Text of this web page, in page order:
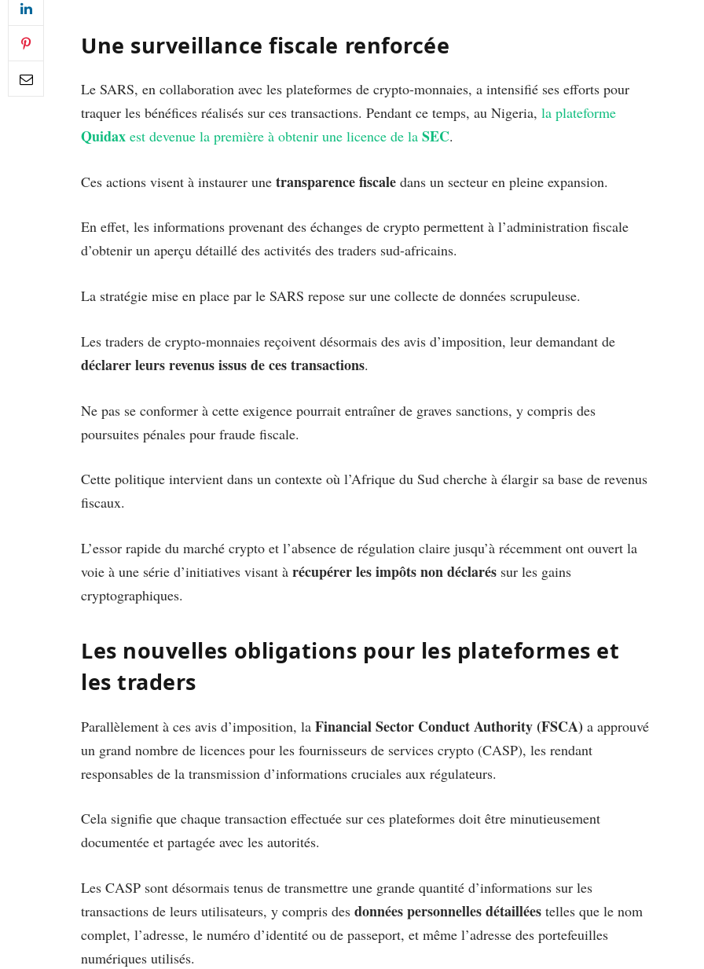
Une surveillance fiscale renforcée
Le SARS, en collaboration avec les plateformes de crypto-monnaies, a intensifié ses efforts pour
traquer les bénéfices réalisés sur ces transactions. Pendant ce temps, au Nigeria, la plateforme
Quidax est devenue la première à obtenir une licence de la SEC.
Ces actions visent à instaurer une transparence fiscale dans un secteur en pleine expansion.
En effet, les informations provenant des échanges de crypto permettent à l’administration fiscale
d’obtenir un aperçu détaillé des activités des traders sud-africains.
La stratégie mise en place par le SARS repose sur une collecte de données scrupuleuse.
Les traders de crypto-monnaies reçoivent désormais des avis d’imposition, leur demandant de
déclarer leurs revenus issus de ces transactions.
Ne pas se conformer à cette exigence pourrait entraîner de graves sanctions, y compris des
poursuites pénales pour fraude fiscale.
Cette politique intervient dans un contexte où l’Afrique du Sud cherche à élargir sa base de revenus
fiscaux.
L’essor rapide du marché crypto et l’absence de régulation claire jusqu’à récemment ont ouvert la
voie à une série d’initiatives visant à récupérer les impôts non déclarés sur les gains
cryptographiques.
Les nouvelles obligations pour les plateformes et
les traders
Parallèlement à ces avis d’imposition, la Financial Sector Conduct Authority (FSCA) a approuvé
un grand nombre de licences pour les fournisseurs de services crypto (CASP), les rendant
responsables de la transmission d’informations cruciales aux régulateurs.
Cela signifie que chaque transaction effectuée sur ces plateformes doit être minutieusement
documentée et partagée avec les autorités.
Les CASP sont désormais tenus de transmettre une grande quantité d’informations sur les
transactions de leurs utilisateurs, y compris des données personnelles détaillées telles que le nom
complet, l’adresse, le numéro d’identité ou de passeport, et même l’adresse des portefeuilles
numériques utilisés.